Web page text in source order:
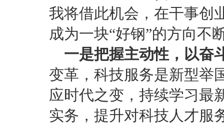
我将借此机会，在干事创
成为一块“好钢”的方向不
一是把握主动性，以奋
变革，科技服务是新型举
应时代之变，持续学习最
实务，提升对科技人才服